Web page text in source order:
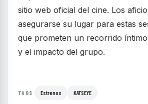
sitio web oficial del cine. Los
asegurarse su lugar para estas
que prometen un recorrido
y el impacto del grupo.
TAGS Estrenos KATSEYE